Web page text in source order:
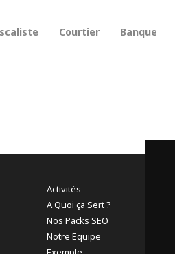
Courtier Banque
Activités
A Quoi ça Sert ?
Nos Packs SEO
Notre Equipe